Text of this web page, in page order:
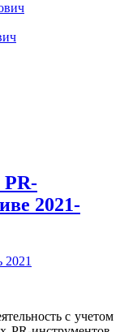
2021-
2021
с учетом